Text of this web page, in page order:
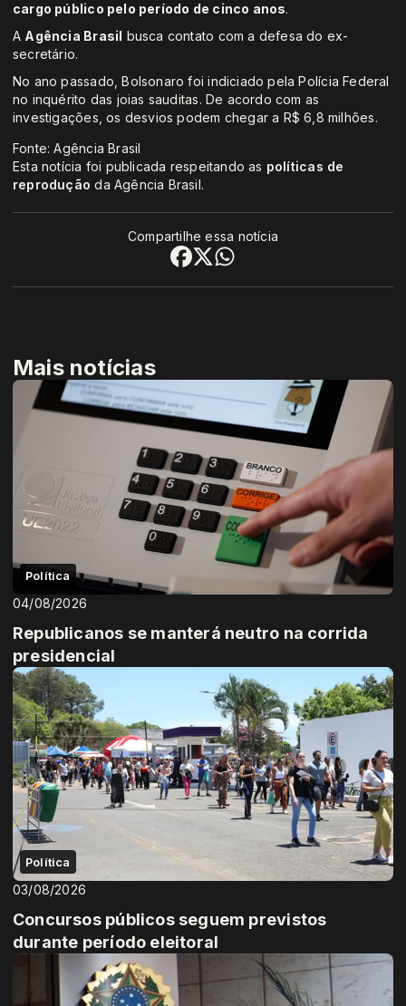
cargo público pelo período de cinco anos.
A Agência Brasil busca contato com a defesa do ex-
secretário.
No ano passado, Bolsonaro foi indiciado pela Polícia Federal
no inquérito das joias sauditas. De acordo com as
investigações, os desvios podem chegar a R$ 6,8 milhões.
Fonte: Agência Brasil
Esta notícia foi publicada respeitando as políticas de
reprodução da Agência Brasil.
Compartilhe essa notícia
Mais notícias
Política
04/08/2026
Republicanos se manterá neutro na corrida
presidencial
Política
03/08/2026
Concursos públicos seguem previstos
durante período eleitoral